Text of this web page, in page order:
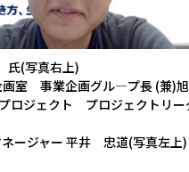
(写真右上)
室 事業企画グル―プ長 (兼)
ロジェクト プロジェクトリ
ージャー 平井 忠道(写真左上)